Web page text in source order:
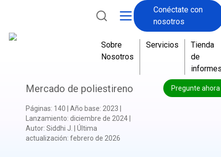
Conéctate con
nosotros
Sobre
Nosotros
Servicios
Tienda
de
Pregunte ahora
Mercado de poliestireno
Páginas: 140 Año base: 2023
Lanzamiento: diciembre de 2024|
Autor: Siddhi J.
Última
actualización: febrero de 2026